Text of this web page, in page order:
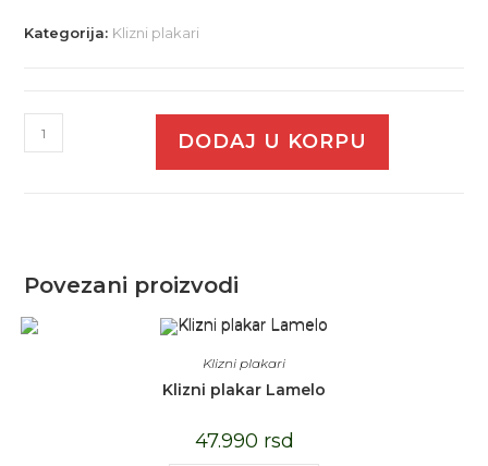
Kategorija: Klizni plakari
DODAJ U KORPU
Povezani proizvodi
Klizni plakari
Klizni plakar Lamelo
47.990 rsd